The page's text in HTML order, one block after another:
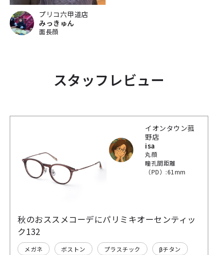
プリコ六甲道店
みっきゅん
面長顔
スタッフレビュー
イオンタウン菰
野店
isa
丸顔
瞳孔間距離
（PD）:61mm
秋のおススメコーデにパリミキオーセンティッ
ク132
メガネ ボストン プラスチック βチタン